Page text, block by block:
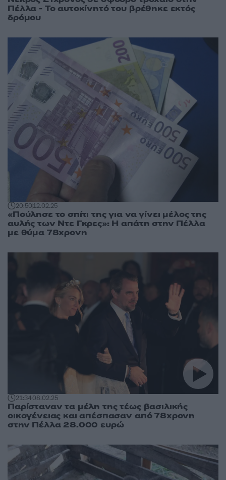
Πέλλα - Το αυτοκίνητό του βρέθηκε εκτός
δρόμου
20:5012.02.25
«Πούλησε το σπίτι της για να γίνει μέλος της
αυλής των Ντε Γκρες»: Η απάτη στην Πέλλα
με θύμα 78χρονη
21:3408.02.25
Παρίσταναν τα μέλη της τέως βασιλικής
οικογένειας και απέσπασαν από 78χρονη
στην Πέλλα 28.000 ευρώ